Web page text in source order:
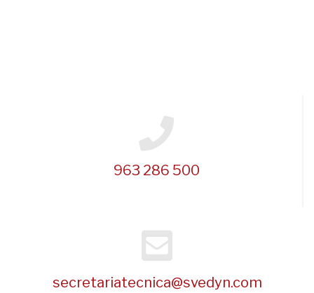
963 286 500
secretariatecnica@svedyn.com